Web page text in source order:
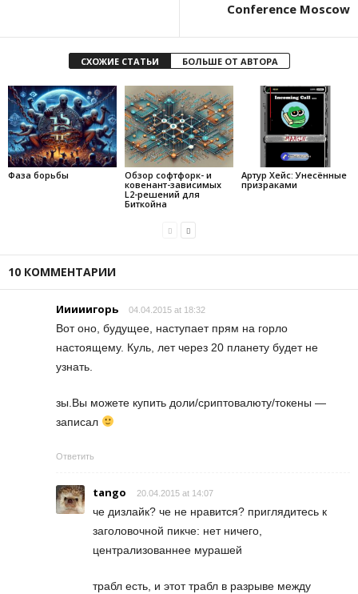
Conference Moscow
СХОЖИЕ СТАТЬИ БОЛЬШЕ ОТ АВТОРА
Фаза борьбы
Обзор софтфорк- и
ковенант-зависимых
L2-решений для
Биткойна
Артур Хейс: Унесённые
призраками
10 КОММЕНТАРИИ
Ииииигорь 04.04.2015 at 18:32
Вот оно, будущее, наступает прям на горло
настоящему. Куль, лет через 20 планету будет не
узнать.
зы.Вы можете купить доли/сриптовалюту/токены —
записал
Ответить
tango 20.04.2015 at 14:07
че дизлайк? че не нравится? приглядитесь к
заголовочной пикче: нет ничего,
централизованнее мурашей
трабл есть, и этот трабл в разрыве между